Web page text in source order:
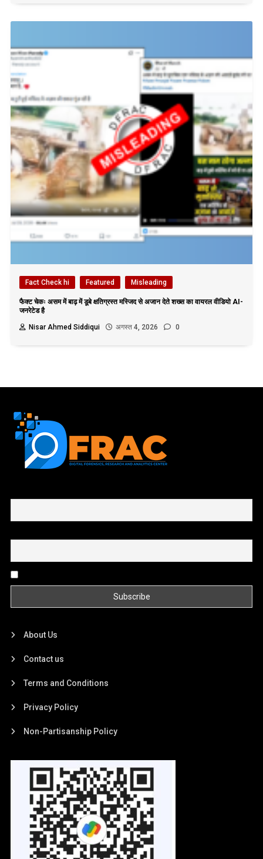
Fact Check hi Featured Misleading
फैक्ट चेकः असम में बाढ़ में डूबे क्षतिग्रस्त मस्जिद से अजान देते शख्स का वायरल वीडियो AI-
जनरेटेड है
Nisar Ahmed Siddiqui
अगस्त 4, 2026 0
About Us
Contact us
Terms and Conditions
Privacy Policy
Non-Partisanship Policy